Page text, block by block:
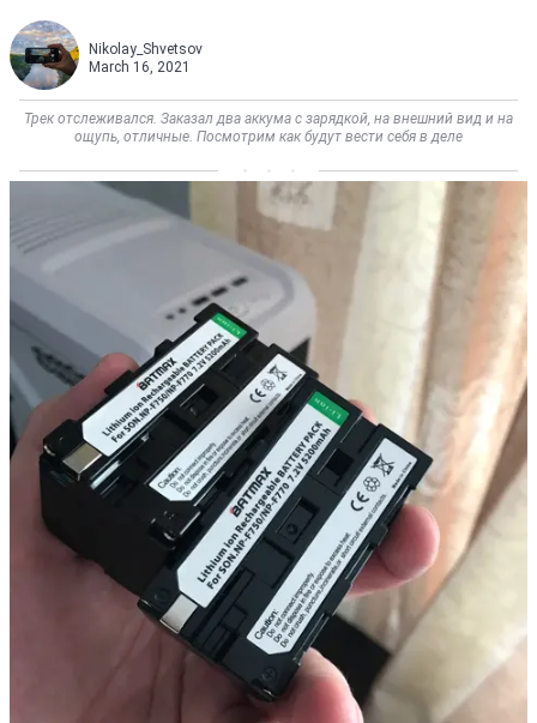
Nikolay_Shvetsov
March 16, 2021
Трек отслеживался. Заказал два аккума с зарядкой, на внешний вид и на
ощупь, отличные. Посмотрим как будут вести себя в деле